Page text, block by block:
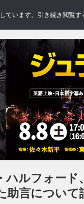
FEATURE
ハルフォード
助言について
います。引き続き閲覧